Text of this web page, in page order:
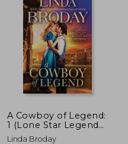
A Cowboy of Legend:
1 (Lone Star Legends,
1) (en Inglés)
Linda Broday